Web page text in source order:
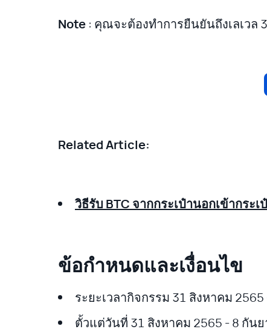
Note : คุณจะต้องทำการยืนยันถึงเลเว
Related Article:
วิธีรับ BTC จากกระเป๋านอกเข้ากระ
ข้อกำหนดและเงื่อนไข
ระยะเวลากิจกรรม 31 สิงหาคม
ตั้วแต่วันที่ 31 สิงหาคม 2565 - 8 กัน